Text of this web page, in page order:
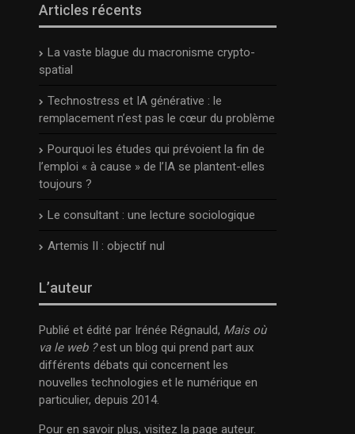
Articles récents
La vaste blague du macronisme crypto-
spatial
Technostress et IA générative : le
remplacement n’est pas le cœur du problème
Pourquoi les études qui prévoient la fin de
l’emploi « à cause » de l’IA se plantent-elles
toujours ?
Le consultant : une lecture sociologique
Artemis II : objectif nul
L’auteur
Publié et édité par Irénée Régnauld, Mais où
va le web ?est un blog qui prend part aux
différents débats qui concernent les
nouvelles technologies et le numérique en
particulier, depuis 2014.
Pour en savoir plus, visitez la page auteur.